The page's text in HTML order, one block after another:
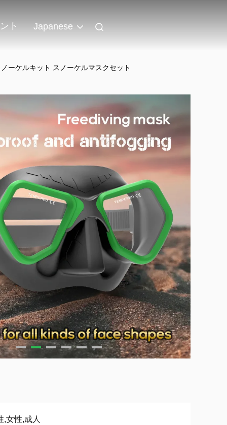
ト Japanese
ーケルキット スノーケルマスクセット
,女性,成人